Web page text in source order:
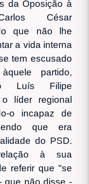
da Oposição à
César
que não lhe
a vida interna
tem escusado
partido,
Luís Filipe
líder regional
o incapaz de
que era
do PSD.
à sua
referir que "se
que não disse -